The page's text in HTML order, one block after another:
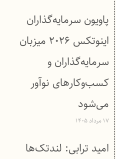
پاویون سرمایه‌گذاران
اینوتکس ۲۰۲۶ میزبان
سرمایه‌گذاران و
کسب‌وکارهای نوآور
می‌شود
۱۷ مرداد ۱۴۰۵
امید ترابی: لندتک‌ها